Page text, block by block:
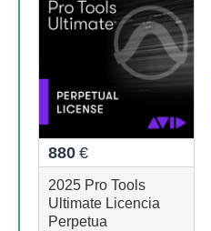
880 €
2025 Pro Tools
Ultimate Licencia
Perpetua